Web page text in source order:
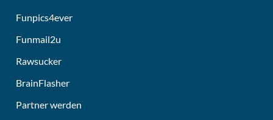
Funpics4ever
Funmail2u
Rawsucker
BrainFlasher
Partner werden